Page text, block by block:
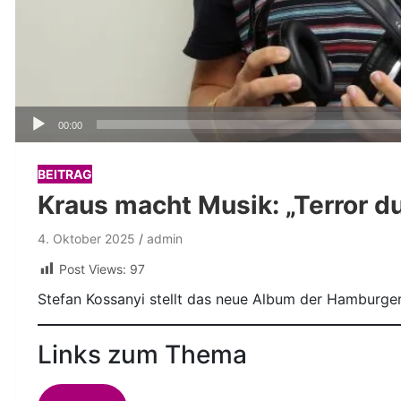
Audio-
00:00
BEITRAG
Kraus macht Musik: „Terror
4. Oktober 2025
admin
Post Views: 97
Stefan Kossanyi stellt das neue Album der
Links zum Thema